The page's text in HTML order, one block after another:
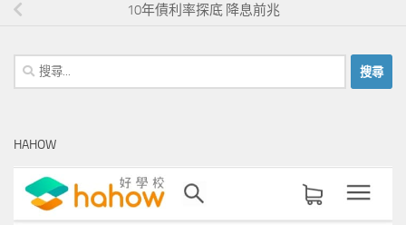
10年債利率探底 降息前兆
搜
尋
字:
HAHOW